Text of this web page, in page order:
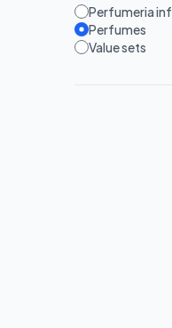
Perfumeria
Perfumes
Value sets